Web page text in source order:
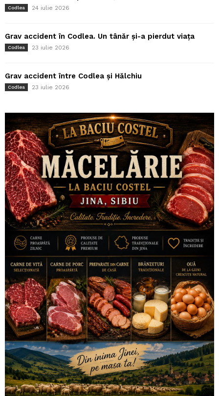
Codlea 24 iulie 2026
Grav accident în Codlea. Un tânăr și-a pierdut viața
Codlea 23 iulie 2026
Grav accident între Codlea și Hălchiu
Codlea 23 iulie 2026